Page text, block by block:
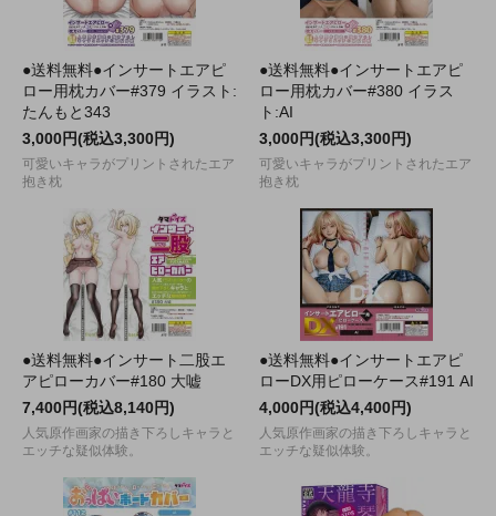
●送料無料●インサートエアピ
ロー用枕カバー#379 イラスト:
たんもと343
3,000円(税込3,300円)
可愛いキャラがプリントされたエア
抱き枕
●送料無料●インサートエアピ
ロー用枕カバー#380 イラス
ト:AI
3,000円(税込3,300円)
可愛いキャラがプリントされたエア
抱き枕
●送料無料●インサート二股エ
アピローカバー#180 大嘘
7,400円(税込8,140円)
人気原作画家の描き下ろしキャラと
エッチな疑似体験。
●送料無料●インサートエアピ
ローDX用ピローケース#191 AI
4,000円(税込4,400円)
人気原作画家の描き下ろしキャラと
エッチな疑似体験。